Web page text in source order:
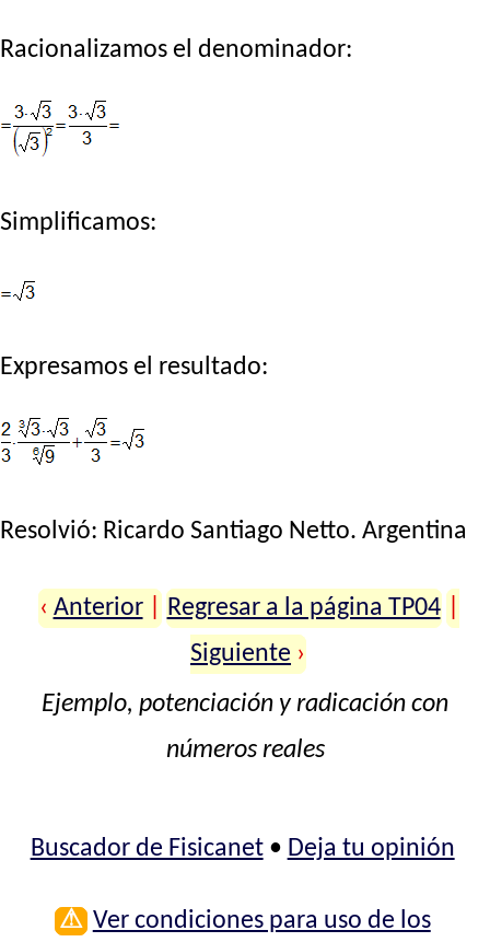
Racionalizamos el denominador:
Simplificamos:
Expresamos el resultado:
Resolvió: Ricardo Santiago Netto. Argentina
‹ Anterior Regresar a la página TP04
Siguiente ›
Ejemplo, potenciación y radicación con
números reales
Buscador de Fisicanet• Deja tu opinión
⚠ Ver condiciones para uso de los